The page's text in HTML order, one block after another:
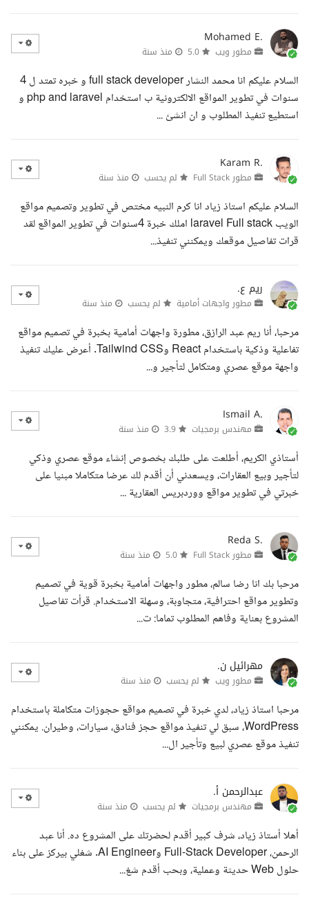
Mohamed E.
مطور ويب منذ سنة
السلام عليكم انا محمد النشار full stack developer و خبره تمتد ل 4
سنوات في تطوير المواقع الالكترونية ب استخدام php and laravel و
استطيع تنفيذ المطلوب و ان انشئ ...
Karam R.
مطور Full Stack لم يحسب منذ سنة
السلام عليكم استاذ زياد انا كرم النبيه مختص في تطوير وتصميم مواقع
الويب laravel Full stack املك خبرة 4سنوات في تطوير المواقع لقد
قرات تفاصيل موقعك ويمكنني تنفيذ...
ريم ع.
مطور واجهات أمامية لم يحسب منذ سنة
مرحبا، أنا ريم عبد الرازق، مطورة واجهات أمامية بخبرة في تصميم مواقع
تفاعلية وذكية باستخدام React وTailwind CSS. أعرض عليك تنفيذ
واجهة موقع عصري ومتكامل لتأجير و...
Ismail A.
مهندس برمجيات منذ سنة
أستاذي الكريم، أطلعت على طلبك بخصوص إنشاء موقع عصري وذكي
لتأجير وبيع العقارات، ويسعدني أن أقدم لك عرضا متكاملا مبنيا على
خبرتي في تطوير مواقع ووردبريس العقارية ...
Reda S.
مطور Full Stack منذ سنة
مرحبا بك انا رضا سالم، مطور واجهات أمامية بخبرة قوية في تصميم
وتطوير مواقع احترافية، متجاوبة، وسهلة الاستخدام. قرأت تفاصيل
المشروع بعناية وفاهم المطلوب تماما: ت...
مهرائيل ن.
مطور ويب لم يحسب منذ سنة
مرحبا استاذ زياد، لدي خبرة في تصميم مواقع حجوزات متكاملة باستخدام
WordPress، سبق لي تنفيذ مواقع حجز فنادق، سيارات، وطيران. يمكنني
تنفيذ موقع عصري لبيع وتأجير ال...
عبدالرحمن أ.
مهندس برمجيات لم يحسب منذ سنة
أهلا أستاذ زياد، شرف كبير أقدم لحضرتك على المشروع ده. أنا عبد
الرحمن، Full-Stack Developer وAI Engineer. شغلي بيركز على بناء
حلول Web حديثة وعملية، وبحب أقدم شغ...